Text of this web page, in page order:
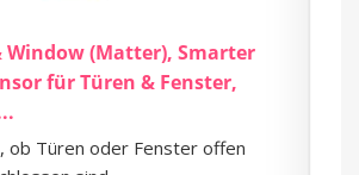
Window (Matter), Smarter
für Türen & Fenster,
ob Türen oder Fenster offen